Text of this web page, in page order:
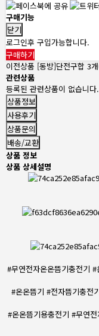
구매기능
닫기
로그인후 구입가능합니다.
구매하기
이전상품 [동방]단전구합 3
관련상품
등록된 관련상품이 없습니다.
상품정보
사용후기
상품문의
배송/교환
상품 정보
상품 상세설명
#무연전자온온뜸기충전기
#온온뜸기 #전자뜸기충전
#온온뜸기용충전기 #무연